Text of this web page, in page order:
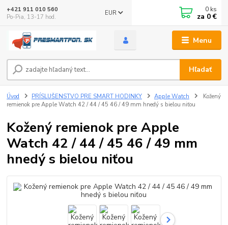
Menu
EUR
Hľadať
+421 911 010 560
Po-Pia, 13-17 hod.
0 ks
za 0 €
Úvod PRÍSLUŠENSTVO PRE SMART HODINKY Apple Watch
Kožený
remienok pre Apple Watch 42 / 44 / 45 46 / 49 mm hnedý s bielou niťou
Kožený remienok pre Apple
Watch 42 / 44 / 45 46 / 49 mm
hnedý s bielou niťou